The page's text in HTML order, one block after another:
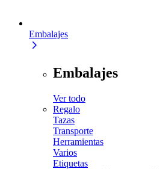
Embalajes
Embalajes
Ver todo
Regalo
Tazas
Transporte
Herramientas
Varios
Etiquetas